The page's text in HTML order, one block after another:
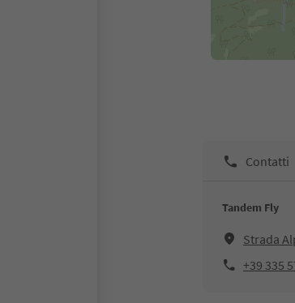
Contatti
Tandem Fly
Strada
+39 335